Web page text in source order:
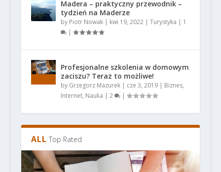
Madera – praktyczny przewodnik –
tydzień na Maderze
by Piotr Nowak| kwi 19, 2022| Turystyka | 1
|
Profesjonalne szkolenia w domowym
zaciszu? Teraz to możliwe!
by Grzegorz Mazurek| cze 3, 2019| Biznes,
Internet, Nauka | 2 |
ALL Top Rated